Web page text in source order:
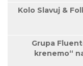
Kolo Slavuj &
Grupa
krenemo“